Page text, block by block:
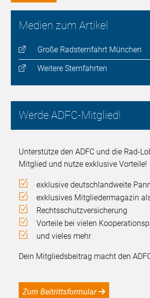
Medien zum Artikel
Große Radsternfahrt München
Weitere Sternfahrten
Werde ADFC-Mitglied!
Unterstütze den ADFC und die Rad-
Mitglied und nutze exklusive Vorteile!
exklusive deutschlandweite
exklusives Mitgliedermagazin
Rechtsschutzversicherung
Vorteile bei vielen
und vieles mehr
Dein Mitgliedsbeitrag macht den
Zum Beitrittsformular